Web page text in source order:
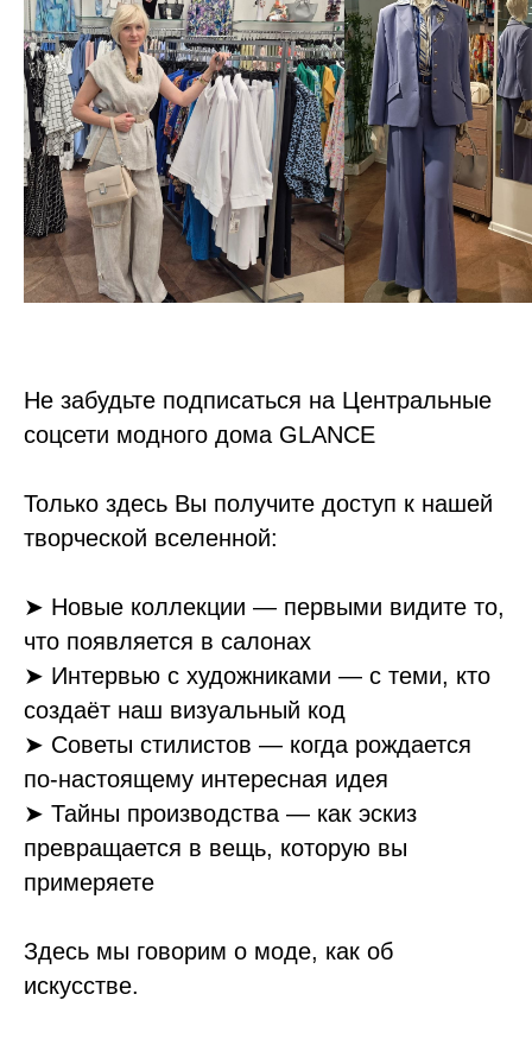
Не забудьте подписаться на Центральные
соцсети модного дома GLANCE
Только здесь Вы получите доступ к нашей
творческой вселенной:
➤ Новые коллекции — первыми видите то,
что появляется в салонах
➤ Интервью с художниками — с теми, кто
создаёт наш визуальный код
➤ Советы стилистов — когда рождается
по-настоящему интересная идея
➤ Тайны производства — как эскиз
превращается в вещь, которую вы
примеряете
Здесь мы говорим о моде, как об
искусстве.